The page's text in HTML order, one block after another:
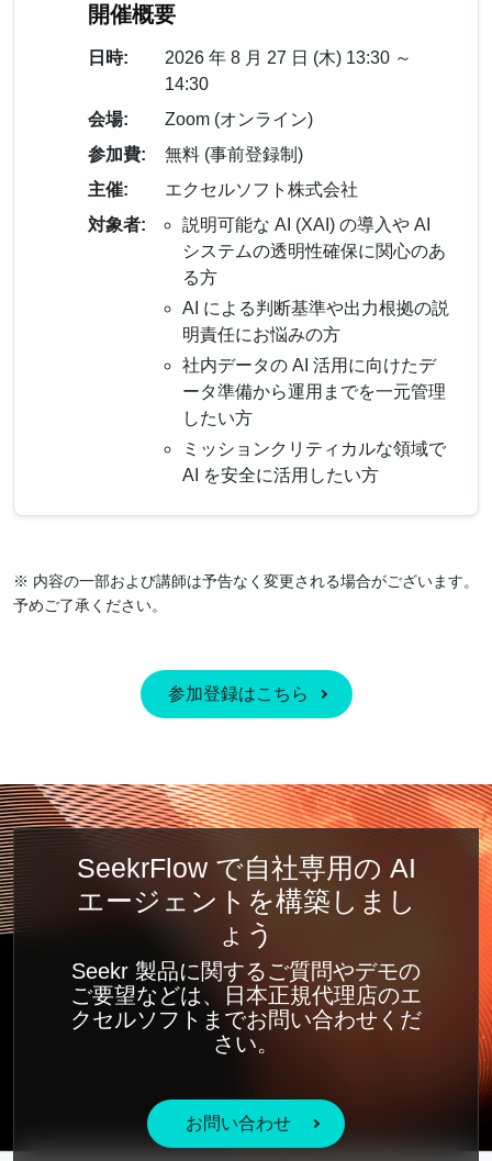
開催概要
日時:
2026 年 8 月 27 日 (木) 13:30 ～
14:30
会場:
Zoom (オンライン)
参加費:
無料 (事前登録制)
主催:
エクセルソフト株式会社
対象者:
説明可能な AI (XAI) の導入や AI
システムの透明性確保に関心のあ
る方
AI による判断基準や出力根拠の説
明責任にお悩みの方
社内データの AI 活用に向けたデ
ータ準備から運用までを一元管理
したい方
ミッションクリティカルな領域で
AI を安全に活用したい方
※ 内容の一部および講師は予告なく変更される場合がございます。
予めご了承ください。
参加登録はこちら
SeekrFlow で自社専用の AI
エージェントを構築しまし
ょう
Seekr 製品に関するご質問やデモの
ご要望などは、日本正規代理店のエ
クセルソフトまでお問い合わせくだ
さい。
お問い合わせ